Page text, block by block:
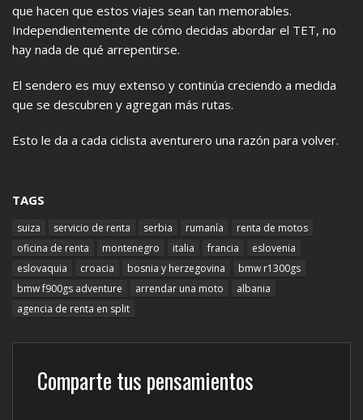
que hacen que estos viajes sean tan memorables.
Independientemente de cómo decidas abordar el TET, no
hay nada de qué arrepentirse.
El sendero es muy extenso y continúa creciendo a medida
que se descubren y agregan más rutas.
Esto le da a cada ciclista aventurero una razón para volver.
TAGS
suiza servicio de renta serbia rumanía
renta de motos
oficina de renta
montenegro italia francia
eslovenia
eslovaquia
croacia bosnia y herzegovina
bmw r1300gs
bmw f900gs adventure
arrendar una moto
albania
agencia de renta en split
Comparte tus pensamientos